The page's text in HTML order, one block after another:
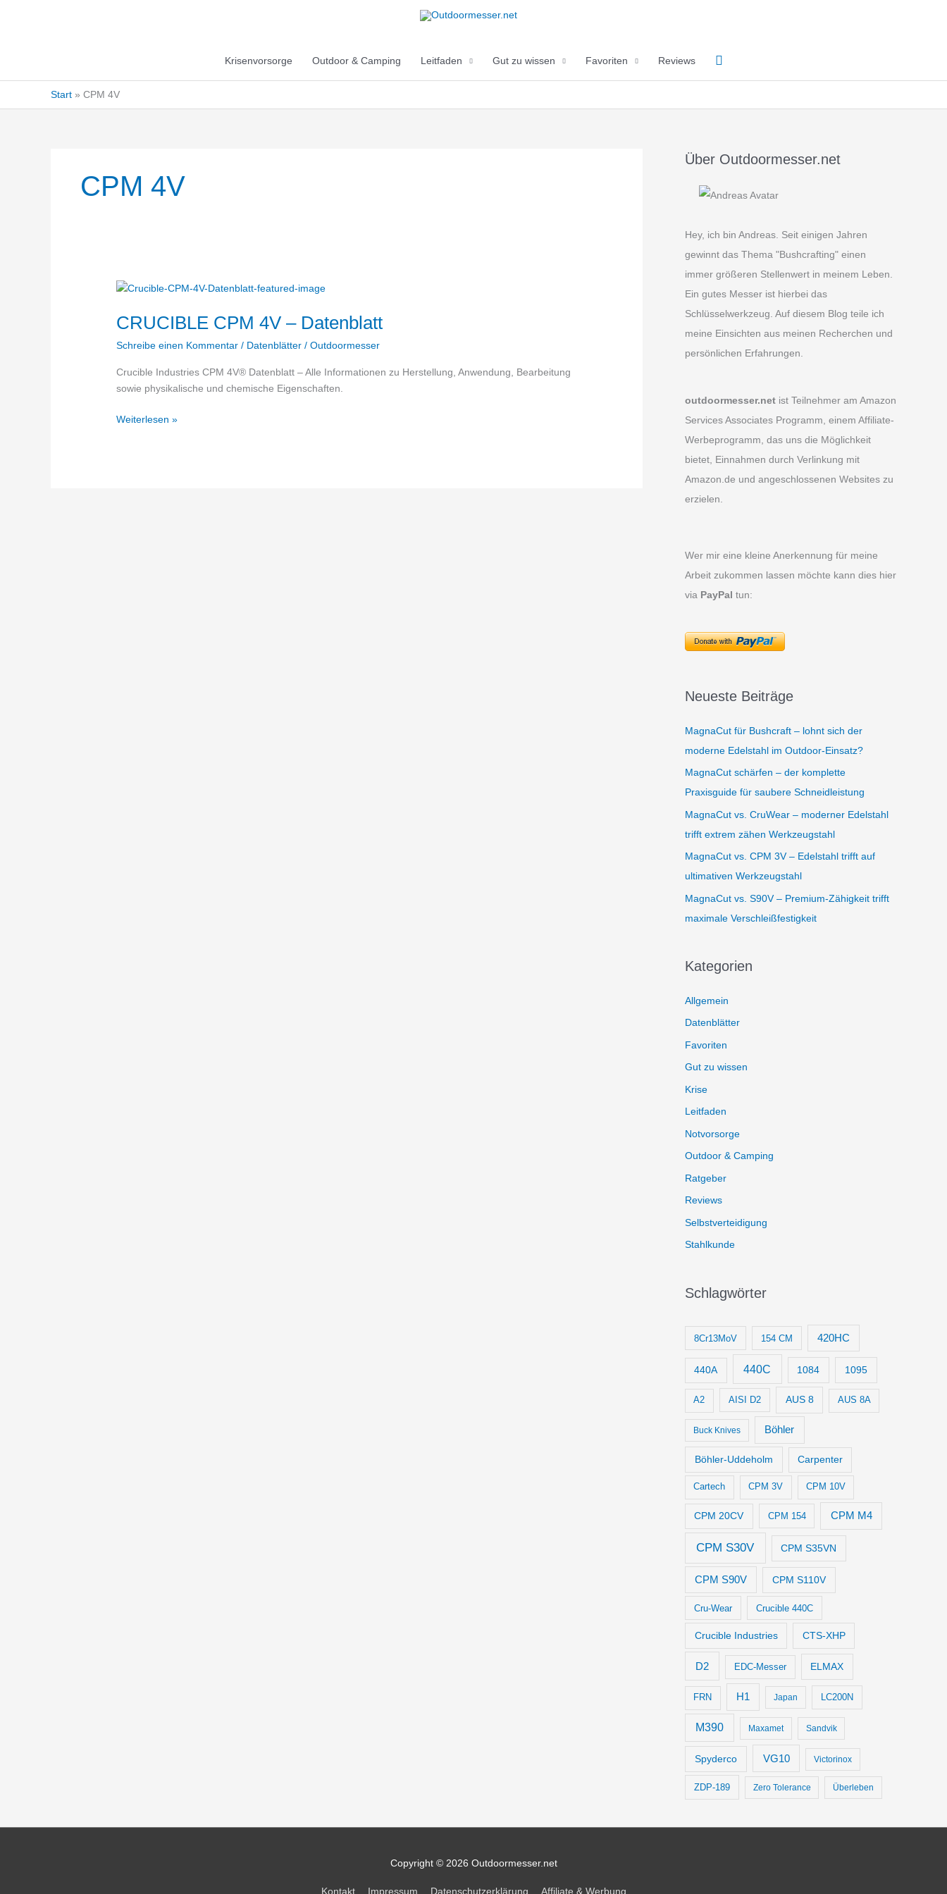
Krisenvorsorge Outdoor & Camping Leitfaden Gut zu wissen Favoriten Reviews Suchen
Start CPM 4V
CPM 4V
CRUCIBLE CPM 4V – Datenblatt
Schreibe einen Kommentar / Datenblätter /Outdoormesser
Crucible Industries CPM 4V® Datenblatt – Alle Informationen zu Herstellung, Anwendung, Bearbeitung
sowie physikalische und chemische Eigenschaften.
CRUCIBLE
Weiterlesen »
Über Outdoormesser.net
Hey, ich bin Andreas. Seit einigen Jahren
gewinnt das Thema "Bushcrafting" einen
immer größeren Stellenwert in meinem Leben.
Ein gutes Messer ist hierbei das
Schlüsselwerkzeug. Auf diesem Blog teile ich
meine Einsichten aus meinen Recherchen und
persönlichen Erfahrungen.
outdoormesser.net ist Teilnehmer am Amazon
Services Associates Programm, einem Affiliate-
Werbeprogramm, das uns die Möglichkeit
bietet, Einnahmen durch Verlinkung mit
Amazon.de und angeschlossenen Websites zu
erzielen.
Wer mir eine kleine Anerkennung für meine
Arbeit zukommen lassen möchte kann dies hier
via PayPal tun:
Neueste Beiträge
MagnaCut für Bushcraft – lohnt sich der
moderne Edelstahl im Outdoor-Einsatz?
MagnaCut schärfen – der komplette
Praxisguide für saubere Schneidleistung
MagnaCut vs. CruWear – moderner Edelstahl
trifft extrem zähen Werkzeugstahl
MagnaCut vs. CPM 3V – Edelstahl trifft auf
ultimativen Werkzeugstahl
MagnaCut vs. S90V – Premium-Zähigkeit trifft
maximale Verschleißfestigkeit
Kategorien
Allgemein
Datenblätter
Favoriten
Gut zu wissen
Krise
Leitfaden
Notvorsorge
Outdoor & Camping
Ratgeber
Reviews
Selbstverteidigung
Stahlkunde
Schlagwörter
8Cr13MoV 154 CM 420HC
440A 440C 1084 1095
A2 AISI D2 AUS 8 AUS 8A
Buck Knives Böhler
Böhler-Uddeholm Carpenter
Cartech CPM 3V CPM 10V
CPM 20CV CPM 154 CPM M4
CPM S30V CPM S35VN
CPM S90V CPM S110V
Cru-Wear Crucible 440C
Crucible Industries CTS-XHP
D2 EDC-Messer ELMAX
FRN H1 Japan LC200N
M390 Maxamet Sandvik
Spyderco VG10 Victorinox
ZDP-189 Zero Tolerance Überleben
Copyright © 2026 Outdoormesser.net
Kontakt Impressum Datenschutzerklärung Affiliate & Werbung